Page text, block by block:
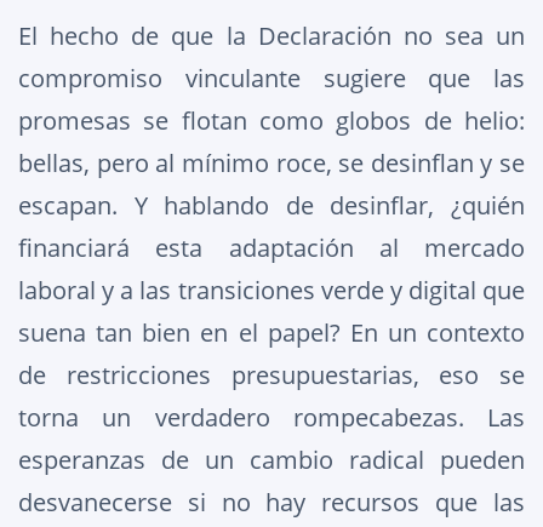
El hecho de que la Declaración no sea un
compromiso vinculante sugiere que las
promesas se flotan como globos de helio:
bellas, pero al mínimo roce, se desinflan y se
escapan. Y hablando de desinflar, ¿quién
financiará esta adaptación al mercado
laboral y a las transiciones verde y digital que
suena tan bien en el papel? En un contexto
de restricciones presupuestarias, eso se
torna un verdadero rompecabezas. Las
esperanzas de un cambio radical pueden
desvanecerse si no hay recursos que las